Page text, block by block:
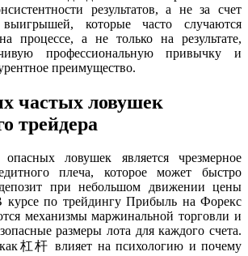
результатов, а не за счет
которые часто случаются
процессе, а не только на результате,
профессиональную привычку и
преимущество.
частых ловушек
трейдера
ловушек является чрезмерное
плеча, которое может быстро
при небольшом движении цены
курсе по трейдингу Прибыль на Форекс
механизмы маржинальной торговли и
размеры лота для каждого счета.
杠杆 влияет на психологию и почему